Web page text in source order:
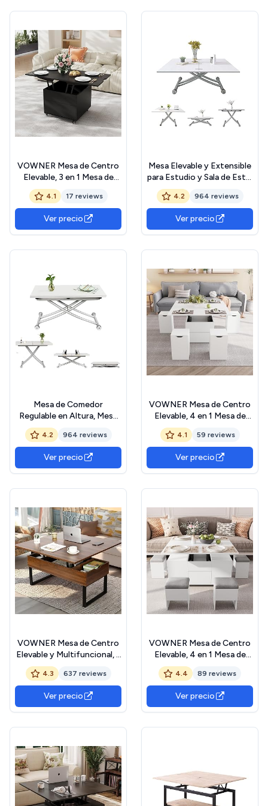
The Forest Stewardship
Council
VOWNER Mesa de Centro
Elevable, 3 en 1 Mesa de
Salón
Multifuncional,Convertible
en Mesa de Comedor de
Salón, 120L x 60W x 68H
cm (Negro)
4.1 17 reviews
Ver precio
Mesa Elevable y Extensible
para Estudio y Sala de Estar
- Mesa de Centro Funcional
para la Cocina, Comedor,
salón y Escritorio
Adecuada para Espacios
Pequeños
4.2 964 reviews
Ver precio
Mesa de Comedor
Regulable en Altura, Mesa
de Centro Extensible para
Comedor, Salón,Oficina
4.2 964 reviews
Ver precio
VOWNER Mesa de Centro
Elevable, 4 en 1 Mesa de
Salón Multifuncional,
Convertible, Comedor de
Salón, 100L x 100P x 58H
cm, con 4 Taburetes,
Blanco
4.1 59 reviews
Ver precio
VOWNER Mesa de Centro
Elevable y Multifuncional, 3
en 1 con Almacenamiento
Oculto - Mesa Convertible
Moderna y Elevadora para
Comedor de Salón, Color
Nogal
4.3 637 reviews
Ver precio
VOWNER Mesa de Centro
Elevable, 4 en 1 Mesa de
Salón Multifuncional, Mesa
de Centro Convertible en
Mesa de Comedor de Salón,
108L x 105P x 68H cm, con
4 Taburetes, (Blanco)
4.4 89 reviews
Ver precio